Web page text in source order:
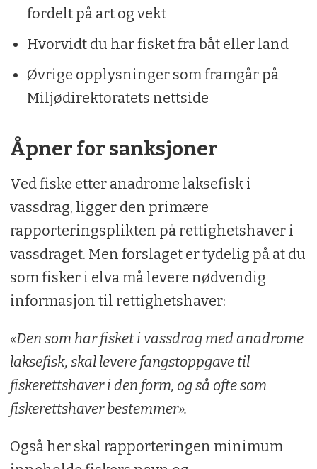
fordelt på art og vekt
Hvorvidt du har fisket fra båt eller land
Øvrige opplysninger som framgår på
Miljødirektoratets nettside
Åpner for sanksjoner
Ved fiske etter anadrome laksefisk i
vassdrag, ligger den primære
rapporteringsplikten på rettighetshaver i
vassdraget. Men forslaget er tydelig på at du
som fisker i elva må levere nødvendig
informasjon til rettighetshaver:
«Den som har fisket i vassdrag med anadrome
laksefisk, skal levere fangstoppgave til
fiskerettshaver i den form, og så ofte som
fiskerettshaver bestemmer».
Også her skal rapporteringen minimum